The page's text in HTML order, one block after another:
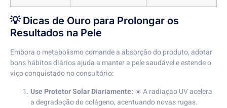
💡 Dicas de Ouro para Prolongar os
Resultados na Pele
Embora o metabolismo comande a absorção do produto, adotar
bons hábitos diários ajuda a manter a pele saudável e estende o
viço conquistado no consultório:
Use Protetor Solar Diariamente: ☀️ A radiação UV acelera
a degradação do colágeno, acentuando novas rugas.